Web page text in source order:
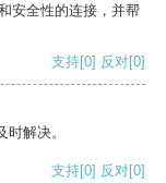
安全性的连接，并帮
支持[0] 反对[0]
解决。
支持[0] 反对[0]